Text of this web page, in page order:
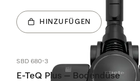
HINZUFÜGEN
SBD 680-3
E-TeQ Plus – Bodendüse